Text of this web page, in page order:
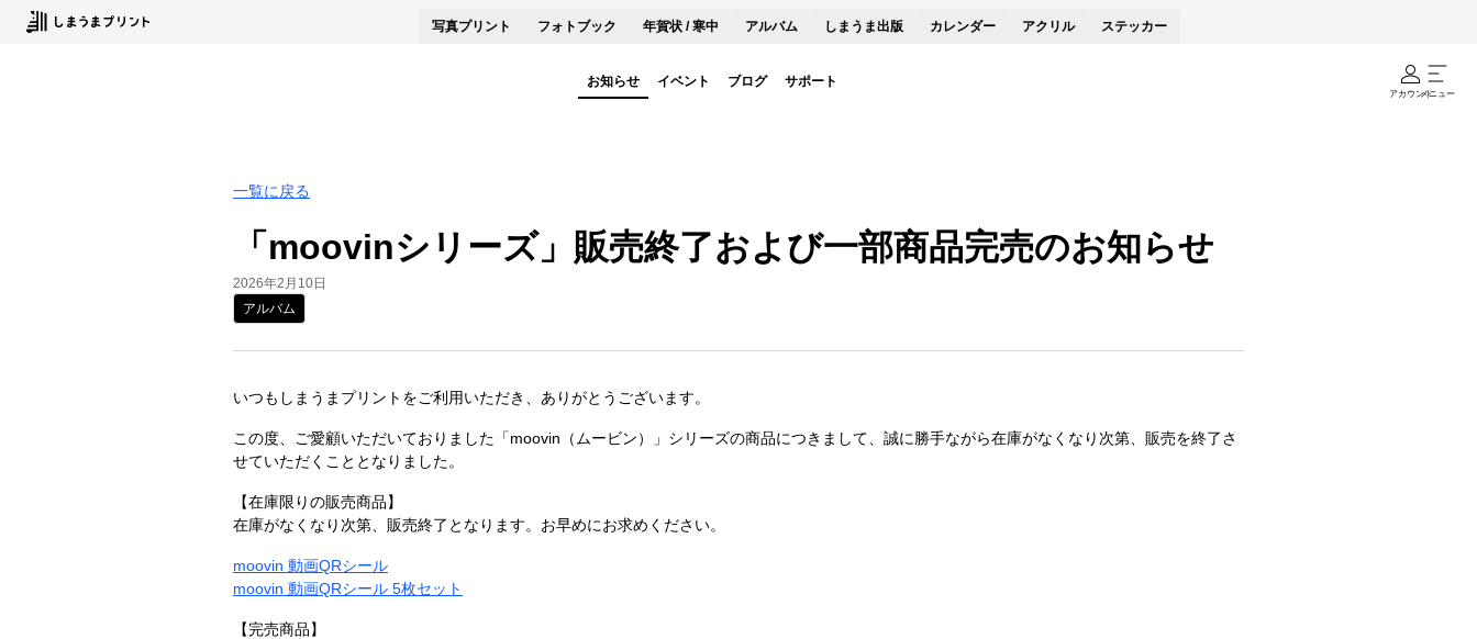
写真プリント フォトブック 年賀状 / 寒中 アルバム しまうま出版 カレンダー アクリル ステッカー
お知らせ イベント ブログ サポート
アカウントメニュー
一覧に戻る
「moovinシリーズ」販売終了および一部商品完売のお知らせ
2026年2月10日
アルバム
いつもしまうまプリントをご利用いただき、ありがとうございます。
この度、ご愛顧いただいておりました「moovin（ムービン）」シリーズの商品につきまして、誠に勝手ながら在庫がなくなり次第、販売を終了さ
せていただくこととなりました。
【在庫限りの販売商品】
在庫がなくなり次第、販売終了となります。お早めにお求めください。
moovin 動画QRシール
moovin 動画QRシール 5枚セット
【完売商品】